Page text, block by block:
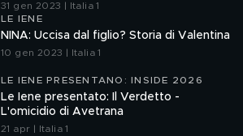
31 gen 2023 | Italia 1
LE IENE
NINA: Uccisa dal figlio? Storia di Valentina
10 gen 2023 | Italia 1
LE IENE PRESENTANO: INSIDE 2026
Le Iene presentato: Il Verdetto -
L'omicidio di Avetrana
21 apr | Italia 1